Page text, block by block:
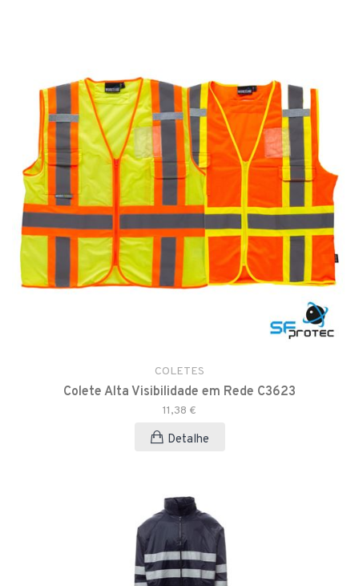
COLETES
Colete Alta Visibilidade em Rede C3623
11,38 €
Detalhe